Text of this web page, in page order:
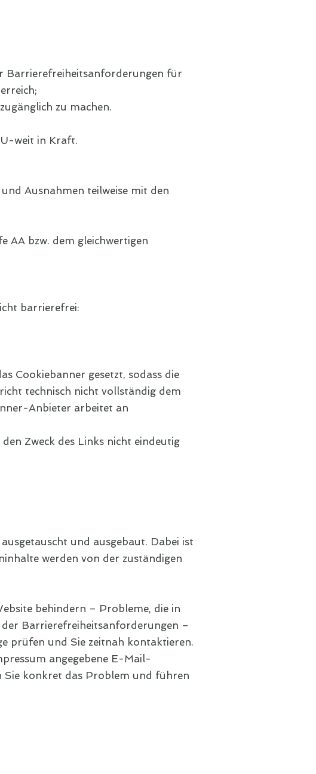
Barrierefreiheitsanforderungen für
zu machen.
weit in Kraft.
Ausnahmen teilweise mit den
AA bzw. dem gleichwertigen
barrierefrei:
Cookiebanner gesetzt, sodass die
technisch nicht vollständig dem
Anbieter arbeitet an
Zweck des Links nicht eindeutig
und ausgebaut. Dabei ist
werden von der zuständigen
behindern – Probleme, die in
Barrierefreiheitsanforderungen –
prüfen und Sie zeitnah kontaktieren.
angegebene E-Mail-
Sie konkret das Problem und führen